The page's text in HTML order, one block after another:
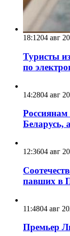
18:1204 авг
Туристы
по
14:2804 авг
Россиянам
Беларусь,
12:3604 авг
павших в
11:4804 авг
Премьер